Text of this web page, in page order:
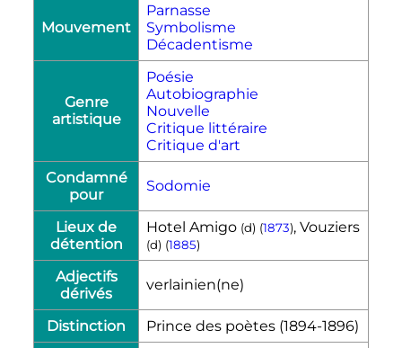
Mouvement
Parnasse
Symbolisme
Décadentisme
Genre
artistique
Poésie
Autobiographie
Nouvelle
Critique littéraire
Critique d'art
Condamné
pour
Sodomie
Lieux de
détention
Hotel Amigo (d) (1873), Vouziers
(d) (1885)
Adjectifs
dérivés
verlainien(ne)
Distinction
Prince des poètes (1894-1896)